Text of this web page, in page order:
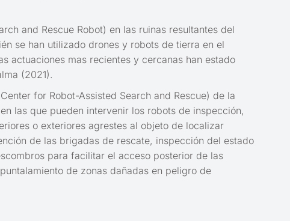
and Rescue Robot) en las ruinas resultantes del
se han utilizado drones y robots de tierra en el
actuaciones mas recientes y cercanas han estado
(2021).
for Robot-Assisted Search and Rescue) de la
las que pueden intervenir los robots de inspección,
o exteriores agrestes al objeto de localizar
de las brigadas de rescate, inspección del estado
para facilitar el acceso posterior de las
de zonas dañadas en peligro de